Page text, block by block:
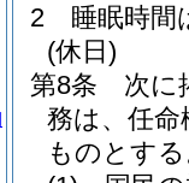
2
睡眠時間
(休日)
第8条
次に
務は、任
ものとす